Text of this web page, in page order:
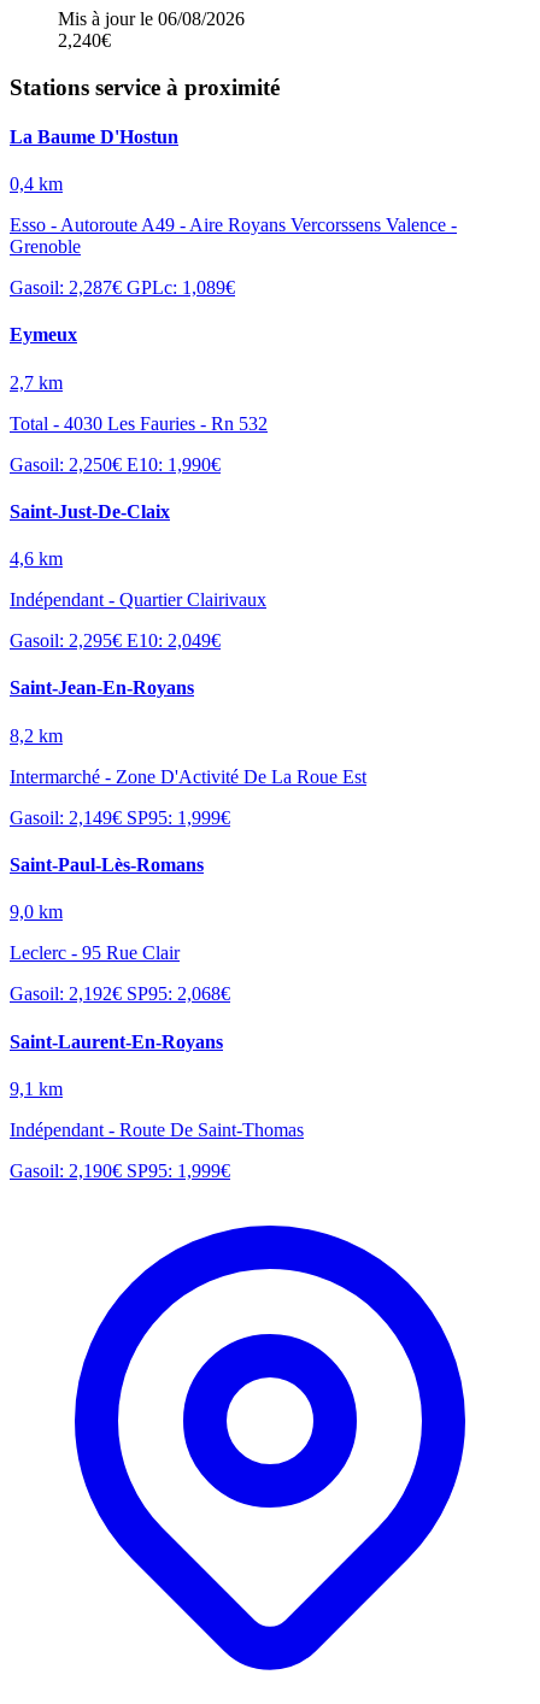
Mis à jour le 06/08/2026
2,240€
Stations service à proximité
La Baume D'Hostun
0,4 km
Esso - Autoroute A49 - Aire Royans Vercorssens Valence -
Grenoble
Gasoil: 2,287€ GPLc: 1,089€
Eymeux
2,7 km
Total - 4030 Les Fauries - Rn 532
Gasoil: 2,250€ E10: 1,990€
Saint-Just-De-Claix
4,6 km
Indépendant - Quartier Clairivaux
Gasoil: 2,295€ E10: 2,049€
Saint-Jean-En-Royans
8,2 km
Intermarché - Zone D'Activité De La Roue Est
Gasoil: 2,149€ SP95: 1,999€
Saint-Paul-Lès-Romans
9,0 km
Leclerc - 95 Rue Clair
Gasoil: 2,192€ SP95: 2,068€
Saint-Laurent-En-Royans
9,1 km
Indépendant - Route De Saint-Thomas
Gasoil: 2,190€ SP95: 1,999€